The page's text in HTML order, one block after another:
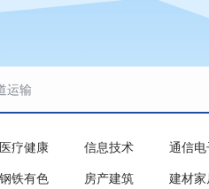
运输
医疗健康 信息技术 通信
钢铁有色 房产建筑 建材